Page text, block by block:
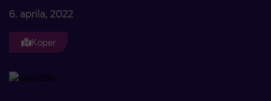
6. aprila, 2022
Koper